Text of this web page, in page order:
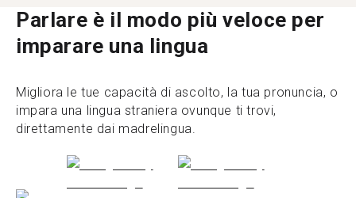
Parlare è il modo più veloce per
imparare una lingua
Migliora le tue capacità di ascolto, la tua pronuncia, o
impara una lingua straniera ovunque ti trovi,
direttamente dai madrelingua.